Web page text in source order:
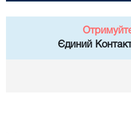
Єдиний